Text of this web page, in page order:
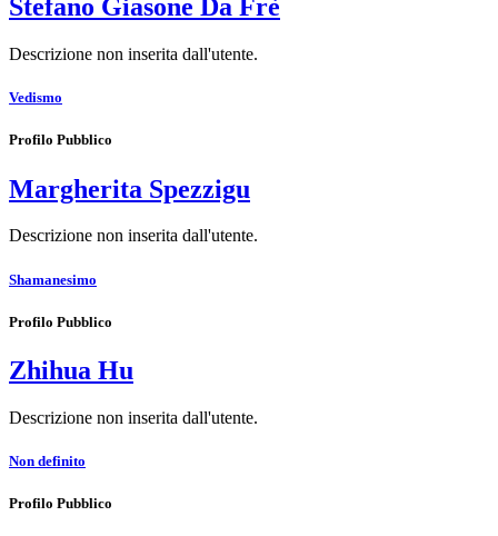
Stefano Giasone Da Frè
Descrizione non inserita dall'utente.
Vedismo
Profilo Pubblico
Margherita Spezzigu
Descrizione non inserita dall'utente.
Shamanesimo
Profilo Pubblico
Zhihua Hu
Descrizione non inserita dall'utente.
Non definito
Profilo Pubblico